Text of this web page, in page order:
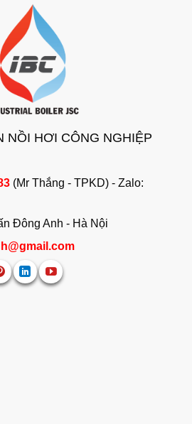
NỒI HƠI CÔNG NGHIỆP
(Mr Thắng - TPKD) - Zalo:
Đông Anh - Hà Nội